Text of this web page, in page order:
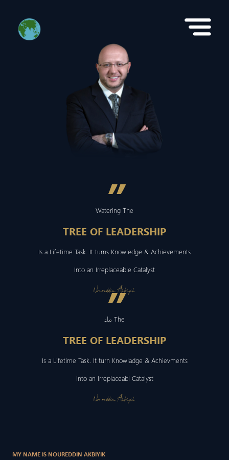
”
Watering The
TREE OF LEADERSHIP
Is a Lifetime Task. It turns Knowledge & Achievements
Into an Irreplaceable Catalyst
Noureddin Akbiyik
”
ماء The
TREE OF LEADERSHIP
Is a Lifetime Task. It turn Knowladge & Achievments
Into an Irreplaceabl Catalyst
Noureddin Akbiyik
MY NAME IS NOUREDDIN AKBIYIK